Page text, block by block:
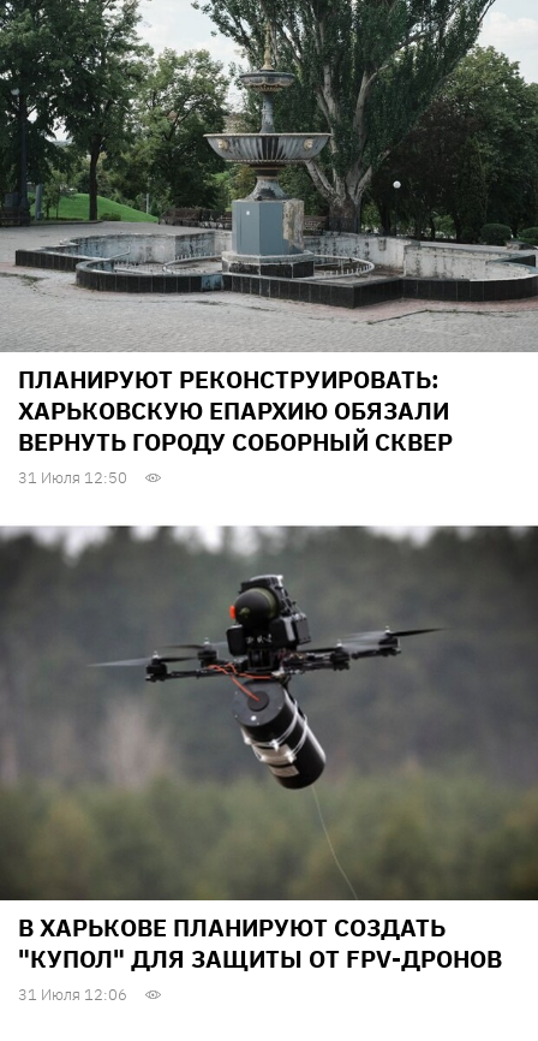
ПЛАНИРУЮТ РЕКОНСТРУИРОВАТЬ:
ХАРЬКОВСКУЮ ЕПАРХИЮ ОБЯЗАЛИ
ВЕРНУТЬ ГОРОДУ СОБОРНЫЙ СКВЕР
31 Июля 12:50
В ХАРЬКОВЕ ПЛАНИРУЮТ СОЗДАТЬ
"КУПОЛ" ДЛЯ ЗАЩИТЫ ОТ FPV-ДРОНОВ
31 Июля 12:06